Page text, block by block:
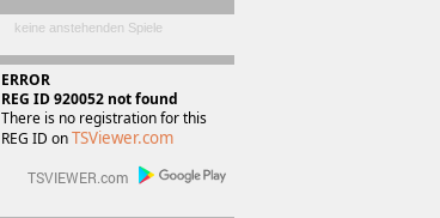
keine anstehenden Spiele
ERROR
REG ID 920052 not found
There is no registration for this
REG ID onTSViewer.com